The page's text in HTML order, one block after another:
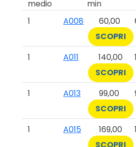
medio
min
1
A008 60,00
SCOPRI
1
A011 140,00
SCOPRI
1
A013 99,00
SCOPRI
1
A015 169,00